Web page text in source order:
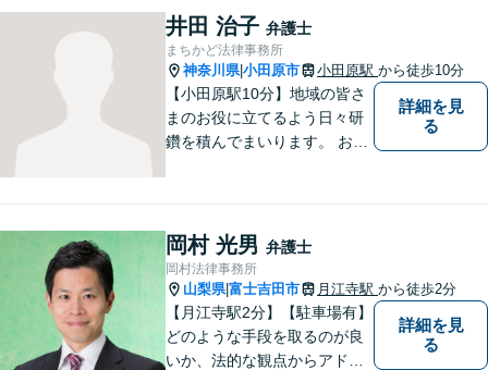
す。【離婚／子連れ相談可】
複雑・高額な財産分与も安心
【民事信託士】資格を生かし
た相続対策
井田 治子 弁護士
まちかど法律事務所
神奈川県|小田原市 小田原駅 から徒歩10分
【小田原駅10分】地域の皆さ
まのお役に立てるよう日々研
鑽を積んでまいります。 お気
詳細を見
る
岡村 光男 弁護士
岡村法律事務所
山梨県|富士吉田市 月江寺駅 から徒歩2分
【月江寺駅2分】【駐車場有】
どのような手段を取るのが良
いか、法的な観点からアドバ
詳細を見
る